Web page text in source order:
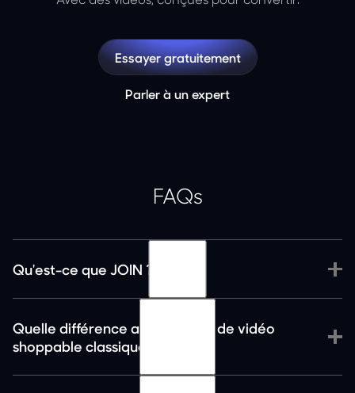
Essayer gratuitement
Parler à un expert
FAQs
Qu'est-ce que JOIN ?
Quelle différence avec un outil de vidéo
shoppable classique ?